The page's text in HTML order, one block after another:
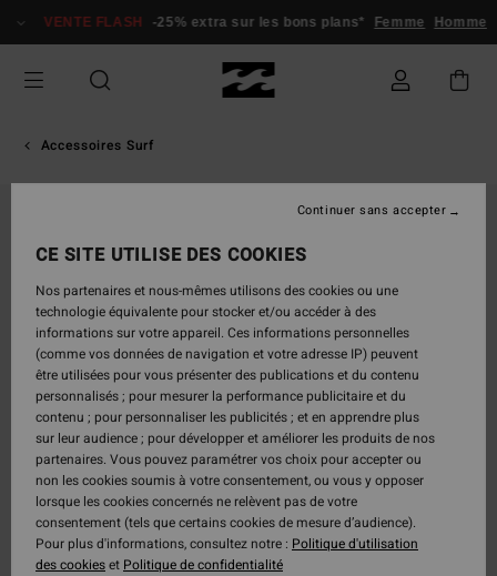
VENTE FLASH -25% extra sur les bons plans* Femme Homme
Accessoires Surf
CE SITE UTILISE DES COOKIES
Nos partenaires et nous-mêmes utilisons des cookies ou une
technologie équivalente pour stocker et/ou accéder à des
informations sur votre appareil. Ces informations personnelles
(comme vos données de navigation et votre adresse IP) peuvent
être utilisées pour vous présenter des publications et du contenu
personnalisés ; pour mesurer la performance publicitaire et du
contenu ; pour personnaliser les publicités ; et en apprendre plus
sur leur audience ; pour développer et améliorer les produits de nos
partenaires. Vous pouvez paramétrer vos choix pour accepter ou
non les cookies soumis à votre consentement, ou vous y opposer
lorsque les cookies concernés ne relèvent pas de votre
consentement (tels que certains cookies de mesure d’audience).
Pour plus d'informations, consultez notre : Politique d'utilisation
des cookieset Politique de confidentialité
Continuer sans accepter